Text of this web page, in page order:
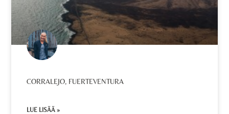
CORRALEJO, FUERTEVENTURA
LUE LISÄÄ »